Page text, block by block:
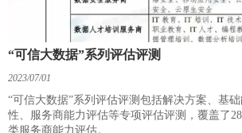
“可信大数据”系列评估评测
2023/07/01
“可信大数据”系列评估评测包括解决方案、基
性、服务商能力评估等专项评估评测，覆盖了
类服务商能力评估。